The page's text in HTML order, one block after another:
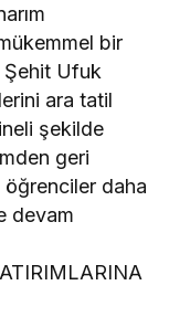
bir
Şehit Ufuk
ara tatil
şekilde
geri
öğrenciler daha
devam